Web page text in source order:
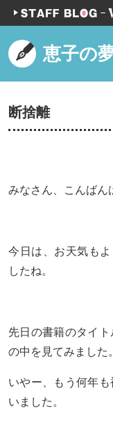
恵子の
断捨離
みなさん、こんばん
今日は、お天気も
したね。
先日の書籍のタイ
の中を見てみました。
いやー、もう何年
いました。